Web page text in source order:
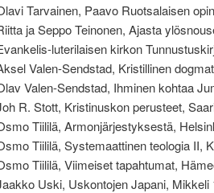
Tarvainen, Paavo Ruotsalaisen
ja Seppo Teinonen, Ajasta
luterilaisen kirkon
Valen-Sendstad, Kristillinen
Valen-Sendstad, Ihminen kohtaa
R. Stott, Kristinuskon perusteet,
Tiililä, Armonjärjestyksestä,
Tiililä, Systemaattinen teologia II,
Tiililä, Viimeiset tapahtumat,
Uski, Uskontojen Japani, Mikkeli